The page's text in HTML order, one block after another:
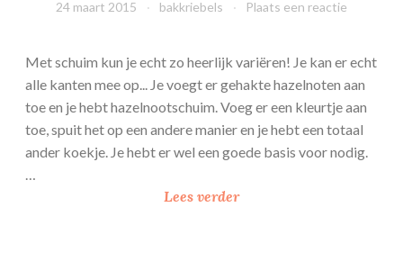
24 maart 2015 bakkriebels Plaats een reactie
Met schuim kun je echt zo heerlijk variëren! Je kan er echt
alle kanten mee op... Je voegt er gehakte hazelnoten aan
toe en je hebt hazelnootschuim. Voeg er een kleurtje aan
toe, spuit het op een andere manier en je hebt een totaal
ander koekje. Je hebt er wel een goede basis voor nodig.
Lees verderB